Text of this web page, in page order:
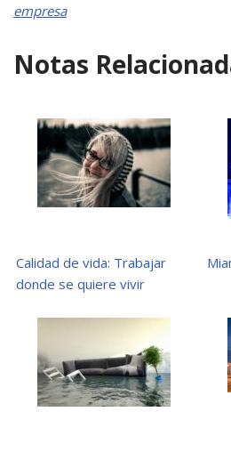
empresa
Notas
Calidad de vida: Trabajar
donde se quiere vivir